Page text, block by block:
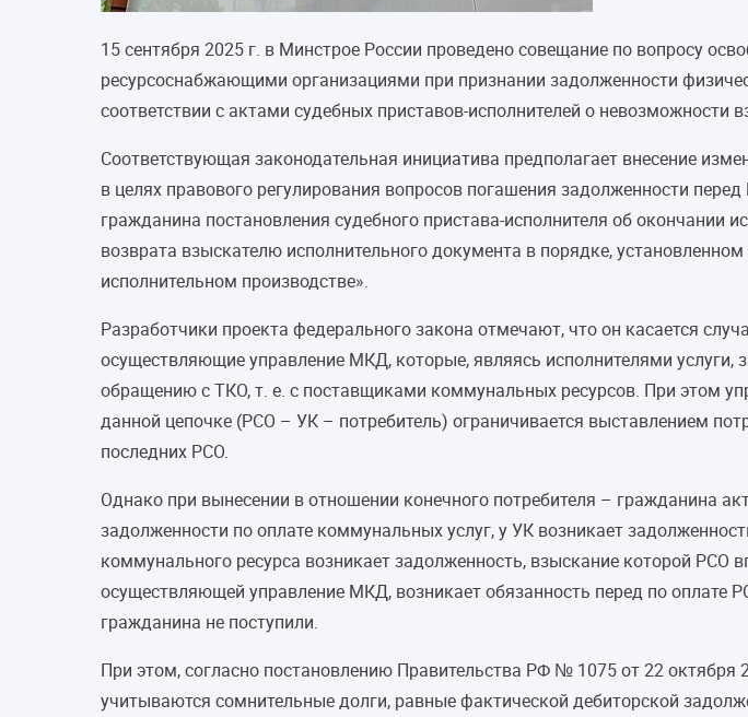
15 сентября 2025 г. в Минстрое России проведено совещание по вопросу
ресурсоснабжающими организациями при признании задолженности
соответствии с актами судебных приставов-исполнителей о невозможности
Соответствующая законодательная инициатива предполагает внесение
в целях правового регулирования вопросов погашения задолженности
гражданина постановления судебного пристава-исполнителя об окончании
возврата взыскателю исполнительного документа в порядке,
исполнительном производстве».
Разработчики проекта федерального закона отмечают, что он касается
осуществляющие управление МКД, которые, являясь исполнителями
обращению с ТКО, т. е. с поставщиками коммунальных ресурсов. При этом
данной цепочке (РСО – УК – потребитель) ограничивается выставлением
последних РСО.
Однако при вынесении в отношении конечного потребителя – гражданина
задолженности по оплате коммунальных услуг, у УК возникает
коммунального ресурса возникает задолженность, взыскание которой РСО
осуществляющей управление МКД, возникает обязанность перед по оплате
гражданина не поступили.
При этом, согласно постановлению Правительства РФ № 1075 от 22
учитываются сомнительные долги, равные фактической дебиторской